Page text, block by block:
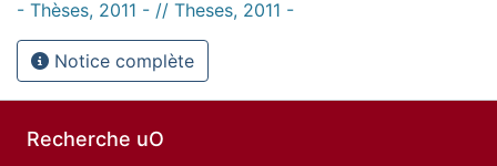
- Thèses, 2011 - // Theses, 2011 -
Notice complète
Recherche uO